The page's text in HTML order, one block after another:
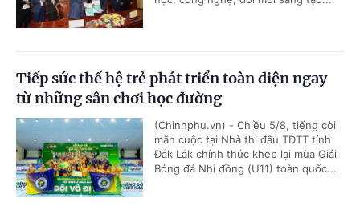
Tiếp sức thế hệ trẻ phát triển toàn diện ngay
từ những sân chơi học đường
(Chinhphu.vn) - Chiều 5/8, tiếng còi
mãn cuộc tại Nhà thi đấu TDTT tỉnh
Đắk Lắk chính thức khép lại mùa Giải
Bóng đá Nhi đồng (U11) toàn quốc...